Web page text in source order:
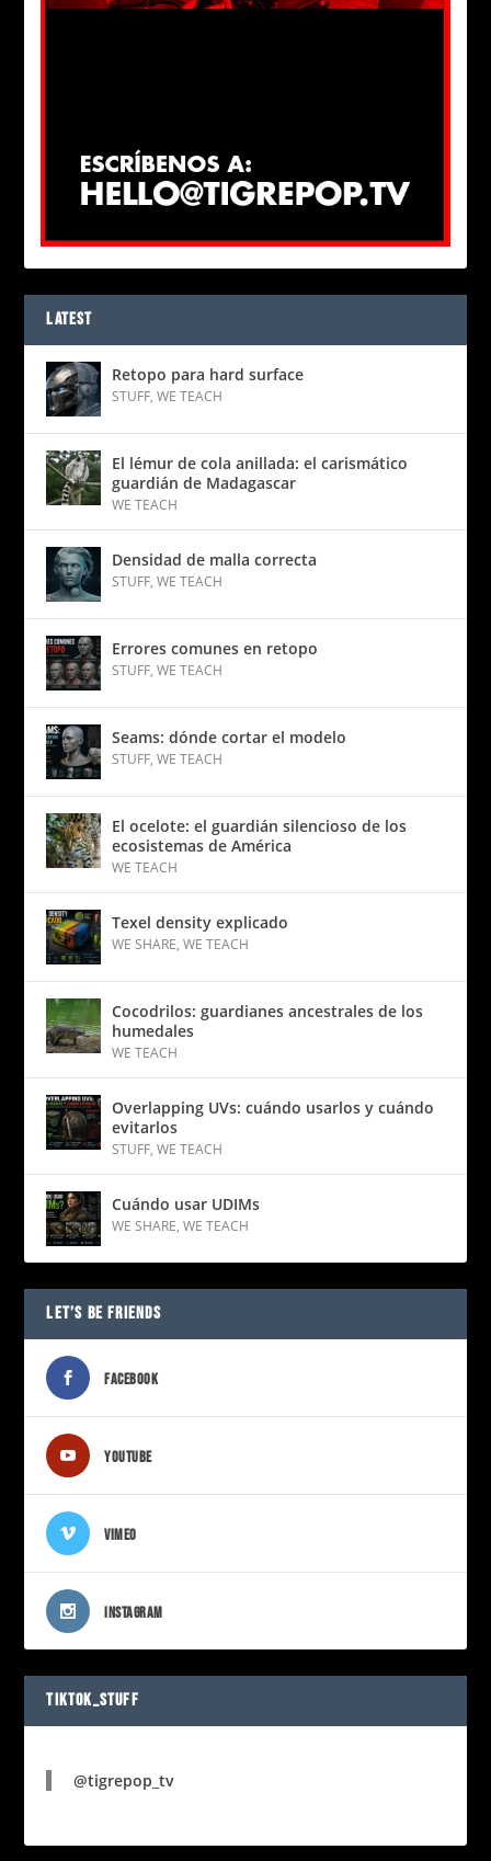
LATEST
Retopo para hard surface
STUFF,WE TEACH
El lémur de cola anillada: el carismático
guardián de Madagascar
WE TEACH
Densidad de malla correcta
STUFF,WE TEACH
Errores comunes en retopo
STUFF,WE TEACH
Seams: dónde cortar el modelo
STUFF,WE TEACH
El ocelote: el guardián silencioso de los
ecosistemas de América
WE TEACH
Texel density explicado
WE SHARE,WE TEACH
Cocodrilos: guardianes ancestrales de los
humedales
WE TEACH
Overlapping UVs: cuándo usarlos y cuándo
evitarlos
STUFF,WE TEACH
Cuándo usar UDIMs
WE SHARE,WE TEACH
LET’S BE FRIENDS
FACEBOOK
YOUTUBE
VIMEO
INSTAGRAM
TIKTOK_STUFF
@tigrepop_tv